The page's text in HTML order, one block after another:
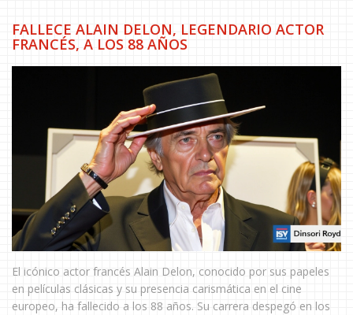
FALLECE ALAIN DELON, LEGENDARIO ACTOR
FRANCÉS, A LOS 88 AÑOS
El icónico actor francés Alain Delon, conocido por sus papeles
en películas clásicas y su presencia carismática en el cine
europeo, ha fallecido a los 88 años. Su carrera despegó en los